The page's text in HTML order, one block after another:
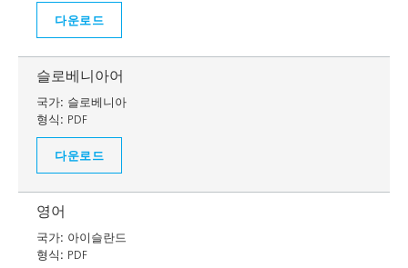
다운로드
슬로베니아어
국가: 슬로베니아
형식: PDF
다운로드
영어
국가: 아이슬란드
형식: PDF